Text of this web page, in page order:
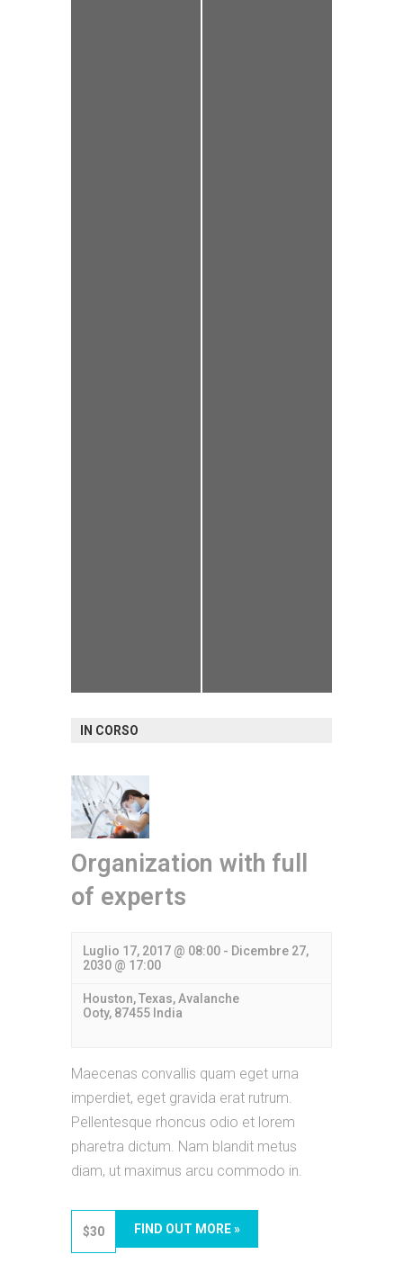
IN CORSO
Organization with full
of experts
Luglio 17, 2017 @ 08:00 - Dicembre 27,
2030 @ 17:00
Houston, Texas, Avalanche
Ooty, 87455 India
Maecenas convallis quam eget urna
imperdiet, eget gravida erat rutrum.
Pellentesque rhoncus odio et lorem
pharetra dictum. Nam blandit metus
diam, ut maximus arcu commodo in.
$30 FIND OUT MORE »